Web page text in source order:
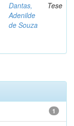
Dantas,
Adenilde
de Souza
Tese
1